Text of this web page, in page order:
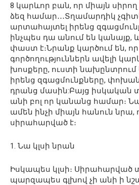
8 կարևոր բան, որ միայն
ձեզ համար․․․Տղամարդիկ
արտահայտել իրենց
ինչպես դա անում են կանայք,
փաստ է։Նրանք կարծում են, որ
գործողություններն ավելի
խոսքերը, ուստի նախընտրում
իրենց զգացմունքները,
դրանց մասին:Բայց իսկական
անի բոլ որ կանանց համար։
ամեն ինչի միայն հանուն նրա,
սիրահարված է։
1. Նա կլսի նրան
Իսկապես կլսի։ Սիրահարված
պարզապես գլխով չի անի ի